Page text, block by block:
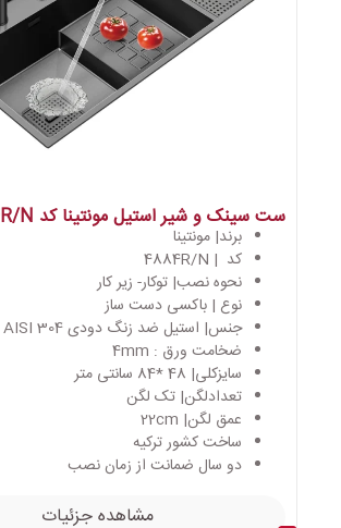
ست سینک و شیر استیل مونتینا کد 4884R/N
برند| مونتینا
کد | 4884R/N
نحوه نصب| توکار- زیر کار
نوع | باکسی دست ساز
جنس| استیل ضد زنگ دودی AISI 304
ضخامت ورق : 4mm
سایزکلی| 48 *84 سانتی متر
تعدادلگن| تک لگن
عمق لگن| 22cm
ساخت کشور ترکیه
دو سال ضمانت از زمان نصب
مشاهده جزئیات